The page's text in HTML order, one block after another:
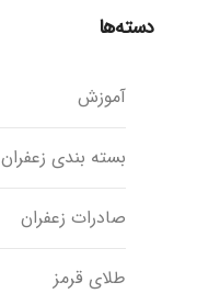
دسته‌ها
آموزش
بسته بندی زعفران
صادرات زعفران
طلای قرمز